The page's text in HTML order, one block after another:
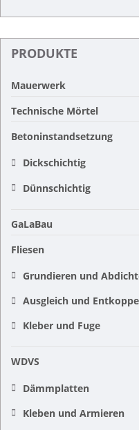
PRODUKTE
Mauerwerk
Technische Mörtel
Betoninstandsetzung
Dickschichtig
Dünnschichtig
GaLaBau
Fliesen
Grundieren und
Ausgleich und
Kleber und Fuge
WDVS
Dämmplatten
Kleben und Armieren